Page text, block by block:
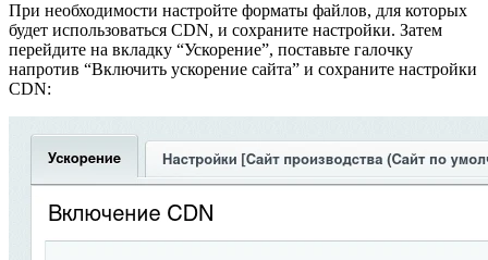
При необходимости настройте форматы файлов, для которых
будет использоваться CDN, и сохраните настройки. Затем
перейдите на вкладку “Ускорение”, поставьте галочку
напротив “Включить ускорение сайта” и сохраните настройки
CDN: